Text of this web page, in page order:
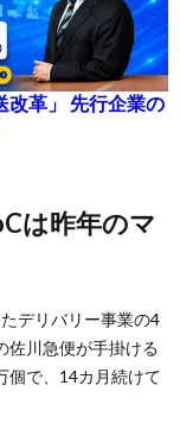
改革」 先行企業の
デリバリー事業の4
佐川急便が手掛ける
個で、14カ月続けて